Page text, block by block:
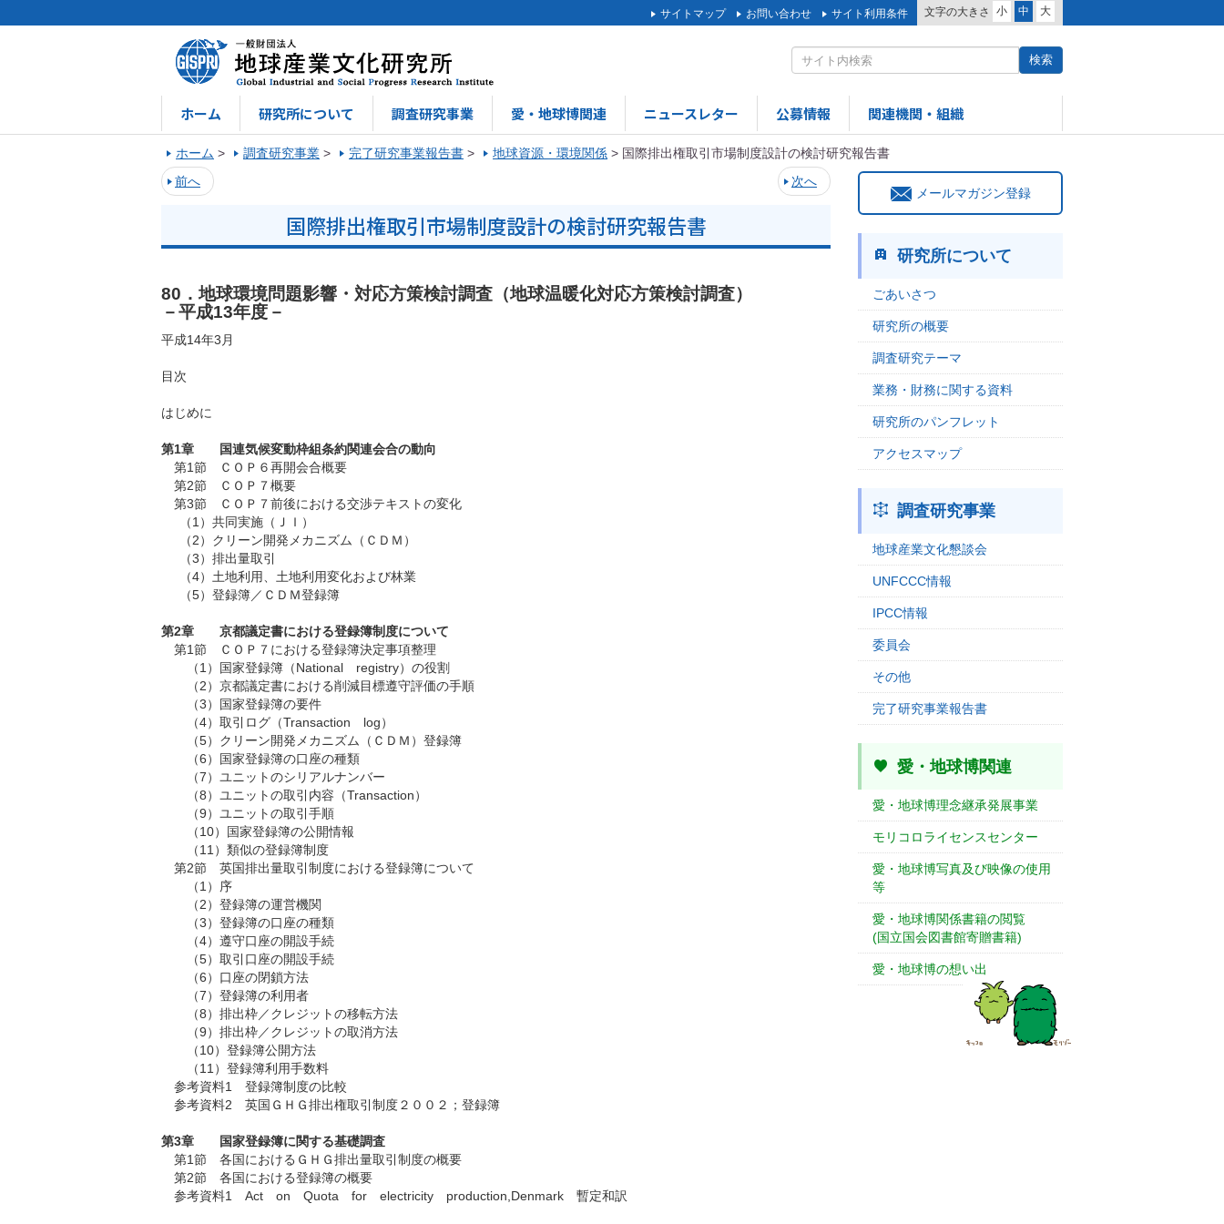
文字の大きさ 小 中 大
サイトマップ お問い合わせ サイト利用条件
ホーム 研究所について 調査研究事業 愛・地球博関連 ニュースレター 公募情報 関連機関・組織
ホーム > 調査研究事業 > 完了研究事業報告書 > 地球資源・環境関係 > 国際排出権取引市場制度設計の検討研究報告書
前へ
次へ
国際排出権取引市場制度設計の検討研究報告書
80．地球環境問題影響・対応方策検討調査（地球温暖化対応方策検討調査）
－平成13年度－
平成14年3月
目次
はじめに
第1章 国連気候変動枠組条約関連会合の動向
第1節
ＣＯＰ６再開会合概要
第2節
ＣＯＰ７概要
第3節
ＣＯＰ７前後における交渉テキストの変化
（1）共同実施（ＪＩ）
（2）クリーン開発メカニズム（ＣＤＭ）
（3）排出量取引
（4）土地利用、土地利用変化および林業
（5）登録簿／ＣＤＭ登録簿
第2章 京都議定書における登録簿制度について
第1節
ＣＯＰ７における登録簿決定事項整理
（1）国家登録簿（National registry）の役割
（2）京都議定書における削減目標遵守評価の手順
（3）国家登録簿の要件
（4）取引ログ（Transaction log）
（5）クリーン開発メカニズム（ＣＤＭ）登録簿
（6）国家登録簿の口座の種類
（7）ユニットのシリアルナンバー
（8）ユニットの取引内容（Transaction）
（9）ユニットの取引手順
（10）国家登録簿の公開情報
（11）類似の登録簿制度
第2節
英国排出量取引制度における登録簿について
（1）序
（2）登録簿の運営機関
（3）登録簿の口座の種類
（4）遵守口座の開設手続
（5）取引口座の開設手続
（6）口座の閉鎖方法
（7）登録簿の利用者
（8）排出枠／クレジットの移転方法
（9）排出枠／クレジットの取消方法
（10）登録簿公開方法
（11）登録簿利用手数料
参考資料1 登録簿制度の比較
参考資料2 英国ＧＨＧ排出権取引制度２００２；登録簿
第3章 国家登録簿に関する基礎調査
第1節
各国におけるＧＨＧ排出量取引制度の概要
第2節
各国における登録簿の概要
参考資料1
Act on Quota for electricity production,Denmark 暫定和訳
メールマガジン登録
研究所について
ごあいさつ
研究所の概要
調査研究テーマ
業務・財務に関する資料
研究所のパンフレット
アクセスマップ
調査研究事業
地球産業文化懇談会
UNFCCC情報
IPCC情報
委員会
その他
完了研究事業報告書
愛・地球博関連
愛・地球博理念継承発展事業
モリコロライセンスセンター
愛・地球博写真及び映像の使用
等
愛・地球博関係書籍の閲覧
(国立国会図書館寄贈書籍)
愛・地球博の想い出